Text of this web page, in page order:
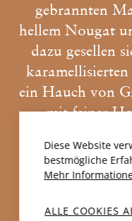
gebrannten
hellem Nougat
dazu gesellen
ein Hauch von
mit feiner
PDF
Diese Website
bestmögliche
Mehr
ALLE COOKIES